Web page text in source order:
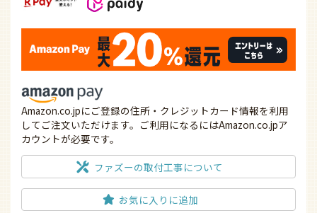
Amazon.co.jpにご登録の住所・クレジットカード情報を利用
してご注文いただけます。ご利用になるにはAmazon.co.jpア
カウントが必要です。
ファズーの取付工事について
お気に入りに追加